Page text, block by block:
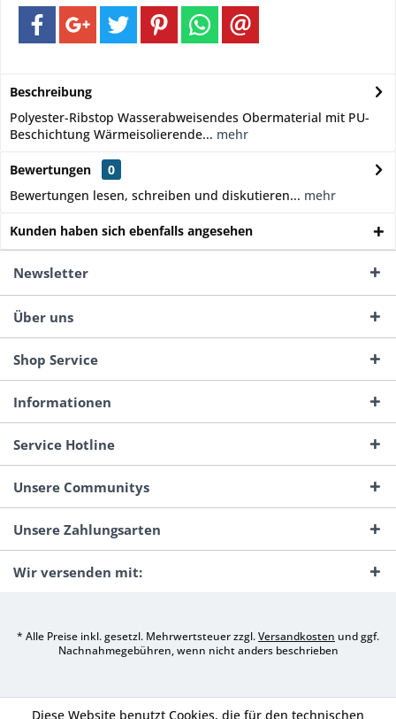
Beschreibung
Polyester-Ribstop Wasserabweisendes Obermaterial mit PU-
Beschichtung Wärmeisolierende... mehr
Bewertungen
0
Bewertungen lesen, schreiben und diskutieren... mehr
Kunden haben sich ebenfalls angesehen
Newsletter
Über uns
Shop Service
Informationen
Service Hotline
Unsere Communitys
Unsere Zahlungsarten
Wir versenden mit:
* Alle Preise inkl. gesetzl. Mehrwertsteuer zzgl.Versandkosten und ggf.
Nachnahmegebühren, wenn nicht anders beschrieben
Diese Website benutzt Cookies, die für den technischen